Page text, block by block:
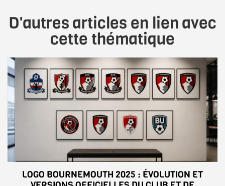
D'autres articles en lien avec
cette thématique
LOGO BOURNEMOUTH 2025 : ÉVOLUTION ET